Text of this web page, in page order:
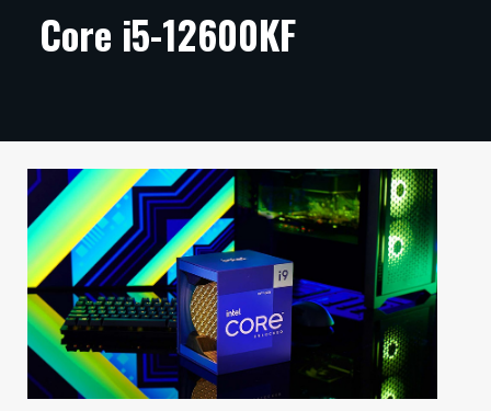
ARTIKKELIT
TECHBBS
TIETOA
HINTA.FI
KAUPPA
VAIHDA TEEMA
Core i5-12600KF